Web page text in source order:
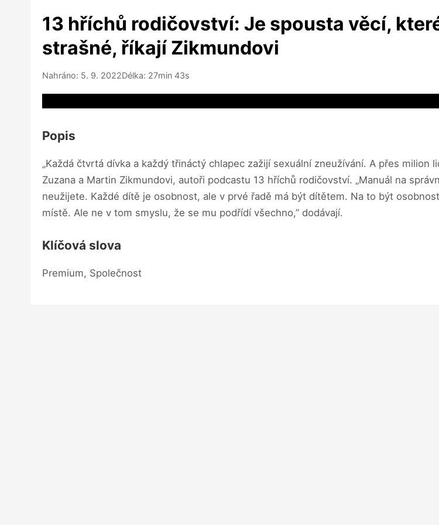
13 hříchů rodičovství: Je spousta věcí,
strašné, říkají Zikmundovi
Nahráno: 5. 9. 2022Délka: 27min 43s
Popis
„Každá čtvrtá dívka a každý třináctý chlapec zažijí sexuální zneužívání. A přes
Zuzana a Martin Zikmundovi, autoři podcastu 13 hříchů rodičovství. „Manuál na
neužijete. Každé dítě je osobnost, ale v prvé řadě má být dítětem. Na to být
místě. Ale ne v tom smyslu, že se mu podřídí všechno,” dodávají.
Klíčová slova
Premium, Společnost